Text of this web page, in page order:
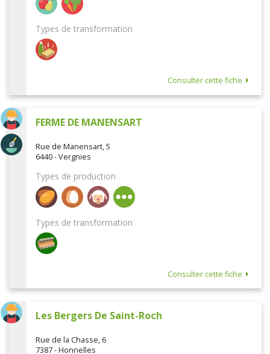
Types de transformation
Consulter cette fiche
FERME DE MANENSART
Rue de Manensart, 5
6440 - Vergnies
Types de production
Types de transformation
Consulter cette fiche
Les Bergers De Saint-Roch
Rue de la Chasse, 6
7387 - Honnelles